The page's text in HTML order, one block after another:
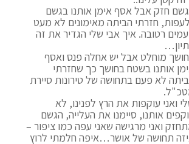
חזק אבל אסף אימן אותנו בגשם
חזרתי הביתה מאימונים לא מעט
רטובה. איך אבי שלי הגדיר את זה
מוחלט אבל יש אחלה פנס ואסף
אותנו בשטח בחושך כך שחזרתי
לא פעם בתחושה של טירונות סיירת
ואני עוקפות את הרץ לפנינו, לא
אותנו, סיימנו את העלייה, הגשם
ואני מרגישה שאני עפה כמו ציפור –
תחושה של אושר…איפה חלמתי לרוץ